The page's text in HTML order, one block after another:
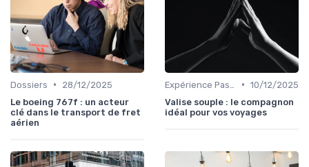
Dossiers •
28/12/2025
Le boeing 767f : un acteur
clé dans le transport de fret
aérien
• 10/12/2025
Valise souple : le compagnon
idéal pour vos voyages